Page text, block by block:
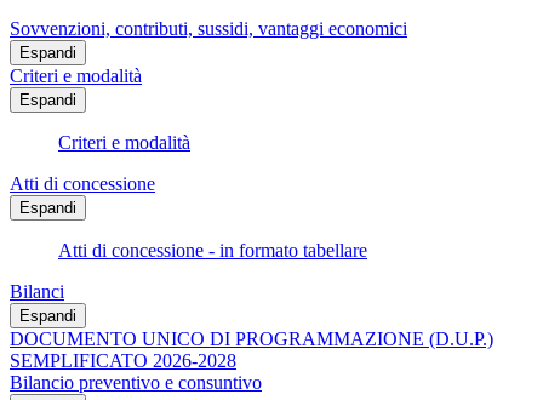
Sovvenzioni, contributi, sussidi, vantaggi economici
Espandi
Criteri e modalità
Espandi
Criteri e modalità
Atti di concessione
Espandi
Atti di concessione - in formato tabellare
Bilanci
Espandi
DOCUMENTO UNICO DI PROGRAMMAZIONE (D.U.P.)
SEMPLIFICATO 2026-2028
Bilancio preventivo e consuntivo